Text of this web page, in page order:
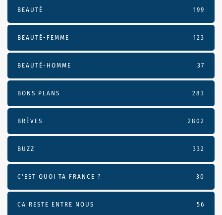
BEAUTÉ 199
BEAUTÉ-FEMME 123
BEAUTÉ-HOMME 37
BONS PLANS 283
BRÈVES 2802
BUZZ 332
C'EST QUOI TA FRANCE ? 30
CA RESTE ENTRE NOUS 56